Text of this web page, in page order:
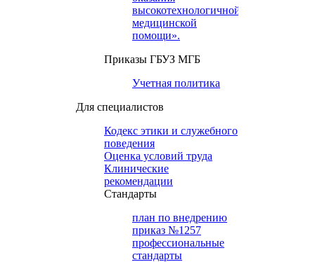
высокотехнологичной
медицинской
помощи».
Приказы ГБУЗ МГБ
Учетная политика
Для специалистов
Кодекс этики и служебного
поведения
Оценка условий труда
Клинические
рекомендации
Cтандарты
план по внедрению
приказ №1257
профессиональные
стандарты